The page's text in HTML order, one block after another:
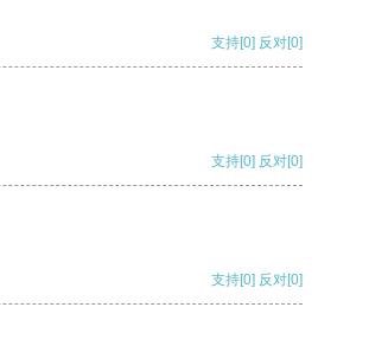
支持[0] 反对[0]
支持[0] 反对[0]
支持[0] 反对[0]